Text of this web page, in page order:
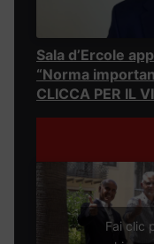
Sala d’Ercole
“Norma
CLICCA PER IL
Fai clic